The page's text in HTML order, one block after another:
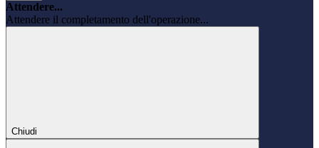
Attendere...
Attendere il completamento dell'operazione...
Chiudi